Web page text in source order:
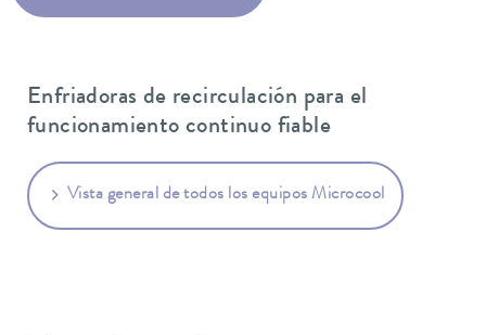
Enfriadoras de recirculación para el
funcionamiento continuo fiable
Vista general de todos los equipos Microcool